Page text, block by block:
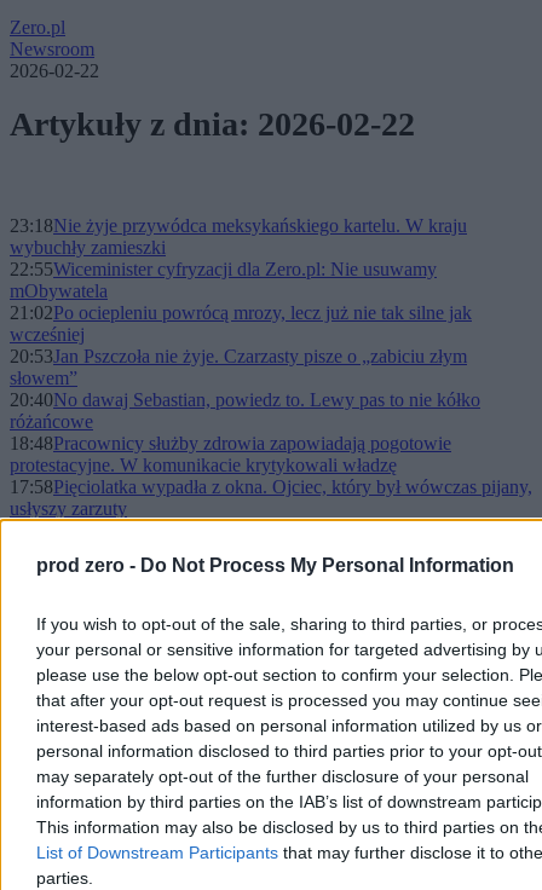
prod zero - Do Not Process My Personal Information
If you wish to opt-out of the sale, sharing to third parties, or
your personal or sensitive information for targeted advertising by
please use the below opt-out section to confirm your selection.
that after your opt-out request is processed you may continue
interest-based ads based on personal information utilized by us or
personal information disclosed to third parties prior to your opt-
may separately opt-out of the further disclosure of your personal
information by third parties on the IAB’s list of downstream
This information may also be disclosed by us to third parties on
List of Downstream Participants that may further disclose it to
parties.
Zero.pl
Newsroom
2026-02-22
Artykuły z dnia: 2026-02-22
23:18Nie żyje przywódca meksykańskiego kartelu. W kraju
wybuchły zamieszki
22:55Wiceminister cyfryzacji dla Zero.pl: Nie usuwamy
mObywatela
21:02Po ociepleniu powrócą mrozy, lecz już nie tak silne jak
wcześniej
20:53Jan Pszczoła nie żyje. Czarzasty pisze o „zabiciu złym
słowem”
20:40No dawaj Sebastian, powiedz to. Lewy pas to nie kółko
różańcowe
18:48Pracownicy służby zdrowia zapowiadają pogotowie
protestacyjne. W komunikacie krytykowali władzę
17:58Pięciolatka wypadła z okna. Ojciec, który był wówczas pijany,
usłyszy zarzuty
16:32Mężczyzna wtargnął do rezydencji Trumpa. Zginął na miejscu
15:32"Pokoju nie można odkładać". Papież Leon XIV o wojnie w
Ukrainie
13:00Niemiecki polityk dla Zero.pl: Traktowaliśmy Polskę z pozycji
„starszego brata”
12:45Tyson wraca na ring. "Żelazny Mike" zmierzy się z inną
legendą – w Afryce
11:35Reżyser Piłsudski. Jak sanacja spacyfikowała sądownictwo
10:18Konkurs Europejskie Drzewo Roku 2026 kończy się dzisiaj.
Polska walczy o kolejny tytuł
10:05Turcja rozbija bank na Berlinale. Polsko-ukraiński film z
ważną nagrodą
08:26Gwałtowna odwilż nad Polską. IMGW ostrzega przed
roztopami i marznącym deszczem